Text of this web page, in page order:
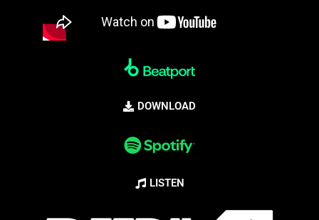
DOWNLOAD
LISTEN